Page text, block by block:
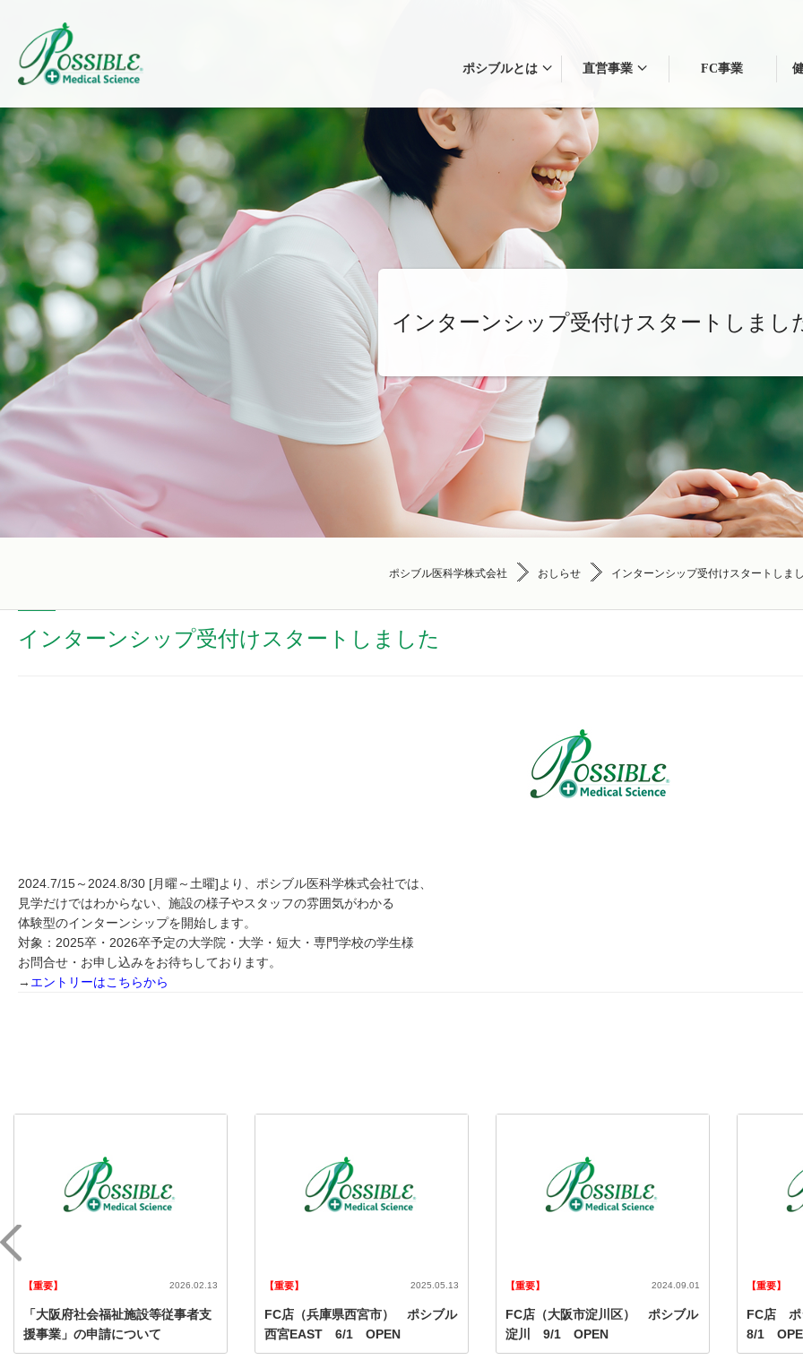
ポシブルとは 直営事業 FC事業
インターンシップ受付けスタートしまし
ポシブル医科学株式会社 おしらせ インターンシップ受付けスタートしま
インターンシップ受付けスタートしました
2024.7/15～2024.8/30 [月曜～土曜]より、ポシブル医科学株式会社では、
見学だけではわからない、施設の様子やスタッフの雰囲気がわかる
体験型のインターンシップを開始します。
対象：2025卒・2026卒予定の大学院・大学・短大・専門学校の学生様
お問合せ・お申し込みをお待ちしております。
→ エントリーはこちらから
【重要】 2026.02.13
「大阪府社会福祉施設等従事者支
援事業」の申請について
【重要】 2025.05.13
FC店（兵庫県西宮市） ポシブル
西宮EAST 6/1 OPEN
【重要】 2024.09.01
FC店（大阪市淀川区） ポシブル
淀川 9/1 OPEN
【重要】
FC店 ポ
8/1